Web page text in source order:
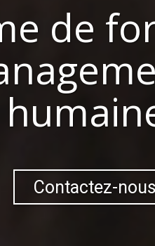
de
Contactez-nous